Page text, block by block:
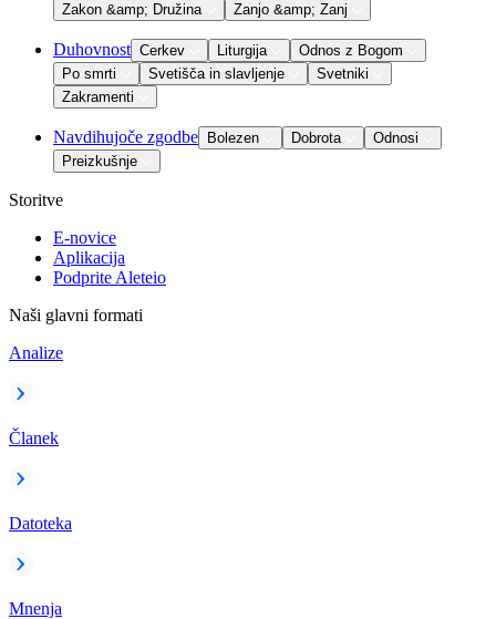
Zakon &amp; Družina
Zanjo &amp; Zanj
Duhovnost Cerkev Liturgija
Odnos z Bogom
Po smrti
Svetišča in slavljenje
Svetniki
Zakramenti
Navdihujoče zgodbe Bolezen Dobrota
Odnosi
Preizkušnje
Storitve
E-novice
Aplikacija
Podprite Aleteio
Naši glavni formati
Analize
Članek
Datoteka
Mnenja